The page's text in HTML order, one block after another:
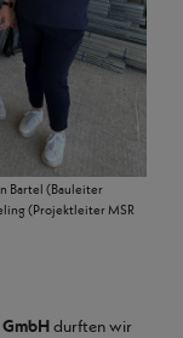
Bartel (Bauleiter
(Projektleiter MSR
durften wir